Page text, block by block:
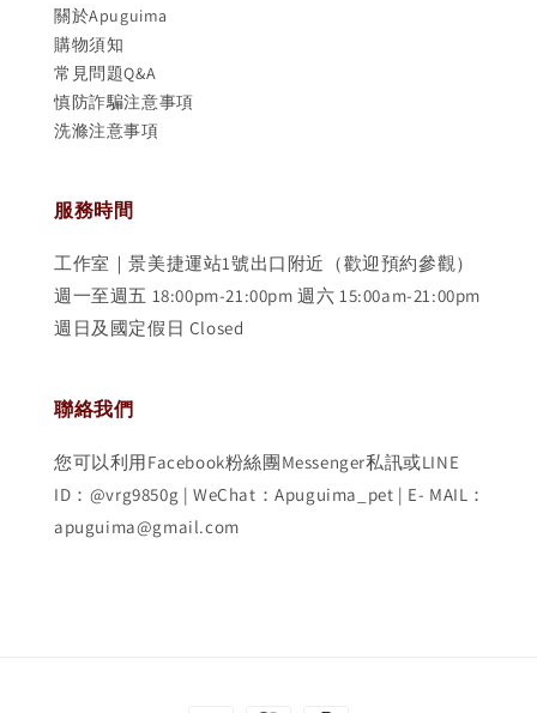
關於Apuguima
購物須知
常見問題Q&A
慎防詐騙注意事項
洗滌注意事項
服務時間
工作室｜景美捷運站1號出口附近（歡迎預約參觀）
週一至週五 18:00pm-21:00pm 週六 15:00am-21:00pm
週日及國定假日 Closed
聯絡我們
您可以利用Facebook粉絲團Messenger私訊或LINE
ID：@vrg9850g | WeChat：Apuguima_pet | E- MAIL：
apuguima@gmail.com